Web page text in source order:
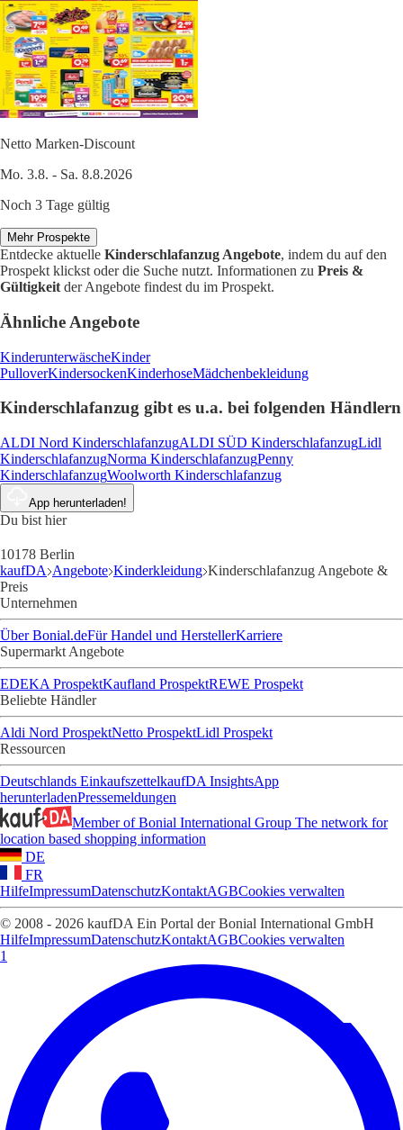
Netto Marken-Discount
Mo. 3.8. - Sa. 8.8.2026
Noch 3 Tage gültig
Mehr Prospekte
Entdecke aktuelle Kinderschlafanzug Angebote, indem du auf den
Prospekt klickst oder die Suche nutzt. Informationen zu Preis &
Gültigkeit der Angebote findest du im Prospekt.
Ähnliche Angebote
KinderunterwäscheKinder
PulloverKindersockenKinderhoseMädchenbekleidung
Kinderschlafanzug gibt es u.a. bei folgenden Händlern
ALDI Nord KinderschlafanzugALDI SÜD KinderschlafanzugLidl
KinderschlafanzugNorma KinderschlafanzugPenny
KinderschlafanzugWoolworth Kinderschlafanzug
App herunterladen!
Du bist hier
10178 Berlin
kaufDA Angebote Kinderkleidung Kinderschlafanzug Angebote &
Preis
Unternehmen
Über Bonial.deFür Handel und HerstellerKarriere
Supermarkt Angebote
EDEKA ProspektKaufland ProspektREWE Prospekt
Beliebte Händler
Aldi Nord ProspektNetto ProspektLidl Prospekt
Ressourcen
Deutschlands EinkaufszettelkaufDA InsightsApp
herunterladenPressemeldungen
Member of Bonial International Group The network for
location based shopping information
DE
FR
HilfeImpressumDatenschutzKontaktAGBCookies verwalten
© 2008 - 2026 kaufDA Ein Portal der Bonial International GmbH
HilfeImpressumDatenschutzKontaktAGBCookies verwalten
1